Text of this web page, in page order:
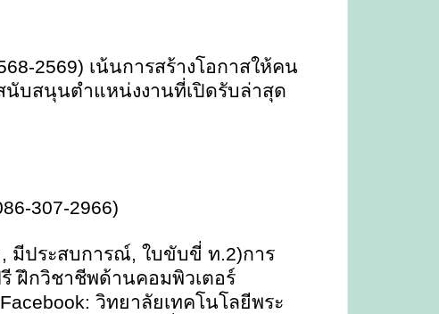
2569) เน้นการสร้างโอกาสให้คน
นับสนุนตำแหน่งงานที่เปิดรับล่าสุด
307-2966)
, มีประสบการณ์, ใบขับขี่ ท.2)การ
ฝึกวิชาชีพด้านคอมพิวเตอร์
Facebook: วิทยาลัยเทคโนโลยีพระ